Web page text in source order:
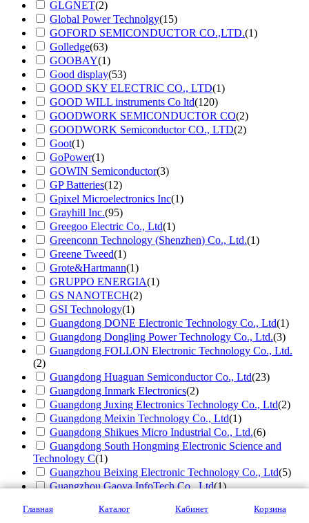
GLGNET(2)
Global Power Technolgy(15)
GOFORD SEMICONDUCTOR CO.,LTD.(1)
Golledge(63)
GOOBAY(1)
Good display(53)
GOOD SKY ELECTRIC CO., LTD(1)
GOOD WILL instruments Co ltd(120)
GOODWORK SEMICONDUCTOR CO(2)
GOODWORK Semiconductor CO., LTD(2)
Goot(1)
GoPower(1)
GOWIN Semiconductor(3)
GP Batteries(12)
Gpixel Microelectronics Inc(1)
Grayhill Inc.(95)
Greegoo Electric Co., Ltd(1)
Greenconn Technology (Shenzhen) Co., Ltd.(1)
Greene Tweed(1)
Grote&Hartmann(1)
GRUPPO ENERGIA(1)
GS NANOTECH(2)
GSI Technology(1)
Guangdong DONE Electronic Technology Co., Ltd(1)
Guangdong Dongling Power Technology Co., Ltd.(3)
Guangdong FOLLON Electronic Technology Co., Ltd.
(2)
Guangdong Huaguan Semiconductor Co., Ltd(23)
Guangdong Inmark Electronics(2)
Guangdong Juxing Electronics Technology Co., Ltd(2)
Guangdong Meixin Technology Co., Ltd(1)
Guangdong Shikues Micro Industrial Co., Ltd.(6)
Guangdong South Hongming Electronic Science and
Technology C(1)
Guangzhou Beixing Electronic Technology Co., Ltd(5)
Guangzhou Gaoya InfoTech Co., Ltd(1)
Company
Главная Каталог Кабинет Корзина